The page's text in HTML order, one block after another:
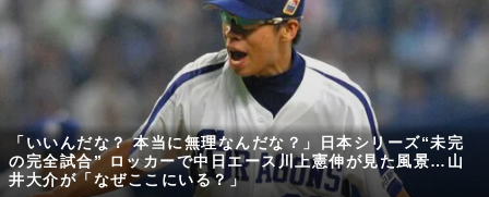
「いいんだな？ 本当に無理なんだな？」日本シリーズ“未完
の完全試合” ロッカーで中日エース川上憲伸が見た風景…山
井大介が「なぜここにいる？」